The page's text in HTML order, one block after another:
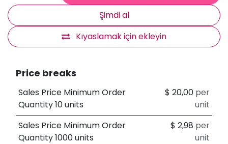
Şimdi al
Kıyaslamak için ekleyin
Price breaks
Sales Price Minimum Order
Quantity 10 units
$20,00 per
unit
Sales Price Minimum Order
Quantity 1000 units
$2,98 per
unit